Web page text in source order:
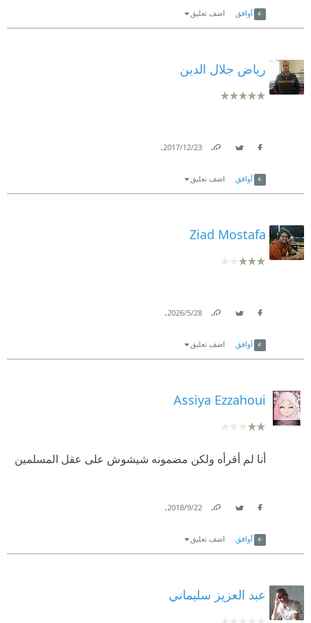
أوافق اضف تعليق
رياض جلال الدين
23‏/12‏/2017
.
أوافق اضف تعليق
Ziad Mostafa
28‏/5‏/2026
.
أوافق اضف تعليق
Assiya Ezzahoui
أنا لم أقرأه ولكن مضمونه شيشوش على عقل المسلمين
22‏/9‏/2018
.
أوافق اضف تعليق
عبد العزيز سليماني